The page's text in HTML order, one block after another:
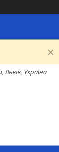
Львів, Україна